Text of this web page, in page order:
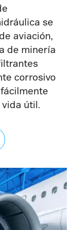
se
aviación,
de minería
corrosivo
útil.